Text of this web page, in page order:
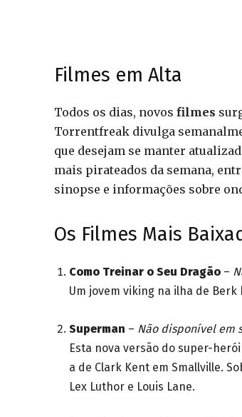
Filmes em Alta
Todos os dias, novos filmes
Torrentfreak divulga
que desejam se manter
mais pirateados da semana,
sinopse e informações sobre
Os Filmes Mais
Como Treinar o Seu Dragão –
Um jovem viking na ilha de
Superman – Não disponível em
Esta nova versão do super-
a de Clark Kent em Smallville.
Lex Luthor e Louis Lane.